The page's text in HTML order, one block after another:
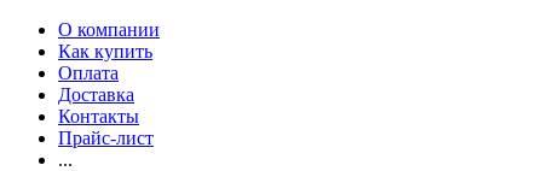
О компании
Как купить
Оплата
Доставка
Контакты
Прайс-лист
...